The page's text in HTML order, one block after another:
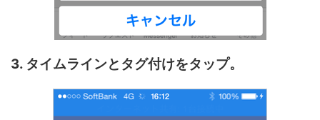
3. タイムラインとタグ付けをタップ。